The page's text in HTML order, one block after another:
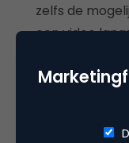
zelfs de
een video
Een goed
Play-campagne